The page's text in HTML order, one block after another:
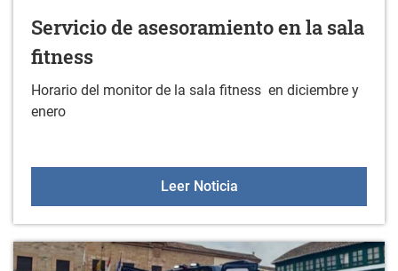
Servicio de asesoramiento en la sala
fitness
Horario del monitor de la sala fitness en diciembre y
enero
Leer NoticiaServicio de